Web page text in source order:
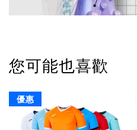
您可能也喜歡
優惠